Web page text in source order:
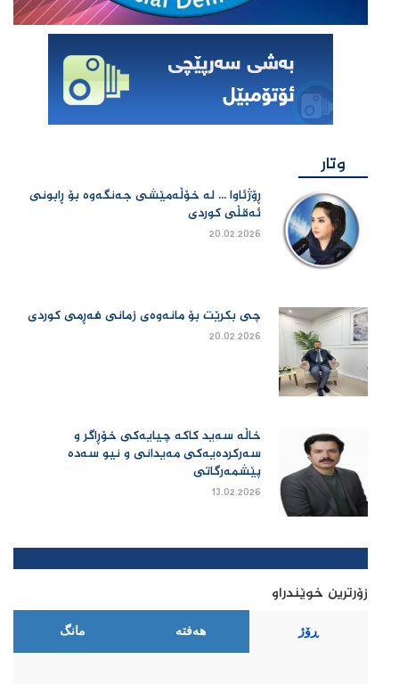
وتار
ڕۆژئاوا ... لە خۆڵەمێشی جەنگەوە بۆ ڕابونی
ئەقڵی کوردی
20.02.2026
چی بكرێت بۆ مانەوەی زمانی فەڕمی كوردی
20.02.2026
خاڵە سەید کاکە چیایەکی خۆڕاگر و
سەرکردەیەکی مەیدانی و نیو سەدە
پێشمەرگاتی
13.02.2026
زۆرترین خوێندراو
ڕۆژ هەفتە مانگ